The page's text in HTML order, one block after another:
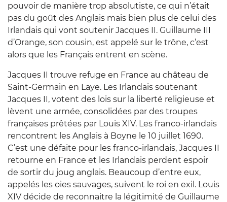
pouvoir de manière trop absolutiste, ce qui n’était
pas du goût des Anglais mais bien plus de celui des
Irlandais qui vont soutenir Jacques II. Guillaume III
d’Orange, son cousin, est appelé sur le trône, c’est
alors que les Français entrent en scène.
Jacques II trouve refuge en France au château de
Saint-Germain en Laye. Les Irlandais soutenant
Jacques II, votent des lois sur la liberté religieuse et
lèvent une armée, consolidées par des troupes
françaises prêtées par Louis XIV. Les franco-irlandais
rencontrent les Anglais à Boyne le 10 juillet 1690.
C’est une défaite pour les franco-irlandais, Jacques II
retourne en France et les Irlandais perdent espoir
de sortir du joug anglais. Beaucoup d’entre eux,
appelés les oies sauvages, suivent le roi en exil. Louis
XIV décide de reconnaitre la légitimité de Guillaume